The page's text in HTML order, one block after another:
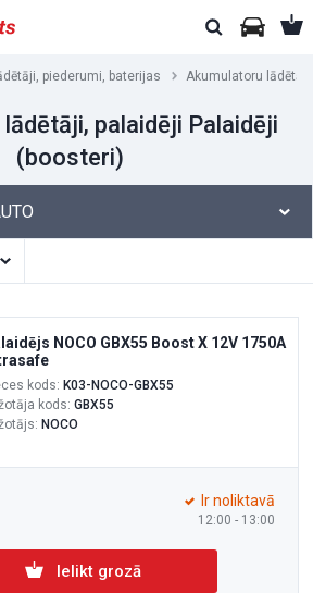
piederumi, baterijas Akumulatoru
palaidēji Palaidēji
(boosteri)
NOCO GBX55 Boost X 12V 1750A
kods: K03-NOCO-GBX55
kods: GBX55
NOCO
12:00 - 13:00
Ir noliktavā
Ielikt grozā